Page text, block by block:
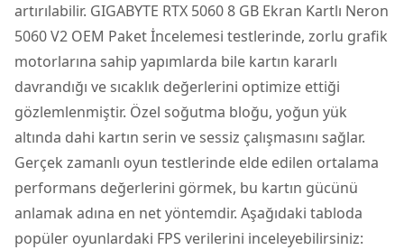
artırılabilir. GIGABYTE RTX 5060 8 GB Ekran Kartlı Neron
5060 V2 OEM Paket İncelemesi testlerinde, zorlu grafik
motorlarına sahip yapımlarda bile kartın kararlı
davrandığı ve sıcaklık değerlerini optimize ettiği
gözlemlenmiştir. Özel soğutma bloğu, yoğun yük
altında dahi kartın serin ve sessiz çalışmasını sağlar.
Gerçek zamanlı oyun testlerinde elde edilen ortalama
performans değerlerini görmek, bu kartın gücünü
anlamak adına en net yöntemdir. Aşağıdaki tabloda
popüler oyunlardaki FPS verilerini inceleyebilirsiniz: